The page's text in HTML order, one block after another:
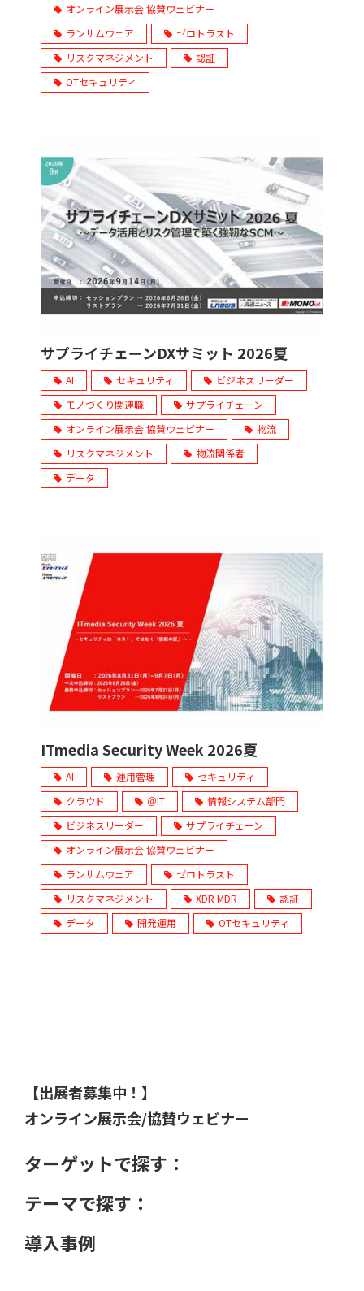
オンライン展示会 協賛ウェビナー
ランサムウェア
ゼロトラスト
リスクマネジメント
認証
OTセキュリティ
サプライチェーンDXサミット 2026夏
AI セキュリティ
ビジネスリーダー
モノづくり関連職
サプライチェーン
オンライン展示会 協賛ウェビナー
物流
リスクマネジメント
物流関係者
データ
ITmedia Security Week 2026夏
AI 運用管理
セキュリティ
クラウド
＠IT
情報システム部門
ビジネスリーダー
サプライチェーン
オンライン展示会 協賛ウェビナー
ランサムウェア
ゼロトラスト
リスクマネジメント
XDR MDR
認証
データ
開発運用 OTセキュリティ
【出展者募集中！】
オンライン展示会/協賛ウェビナー
ターゲットで探す：
テーマで探す：
導入事例